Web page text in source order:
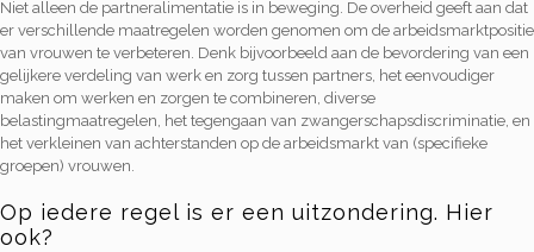
Niet alleen de partneralimentatie is in beweging. De overheid geeft aan dat
er verschillende maatregelen worden genomen om de arbeidsmarktpositie
van vrouwen te verbeteren. Denk bijvoorbeeld aan de bevordering van een
gelijkere verdeling van werk en zorg tussen partners, het eenvoudiger
maken om werken en zorgen te combineren, diverse
belastingmaatregelen, het tegengaan van zwangerschapsdiscriminatie, en
het verkleinen van achterstanden op de arbeidsmarkt van (specifieke
groepen) vrouwen.
Op iedere regel is er een uitzondering. Hier
ook?